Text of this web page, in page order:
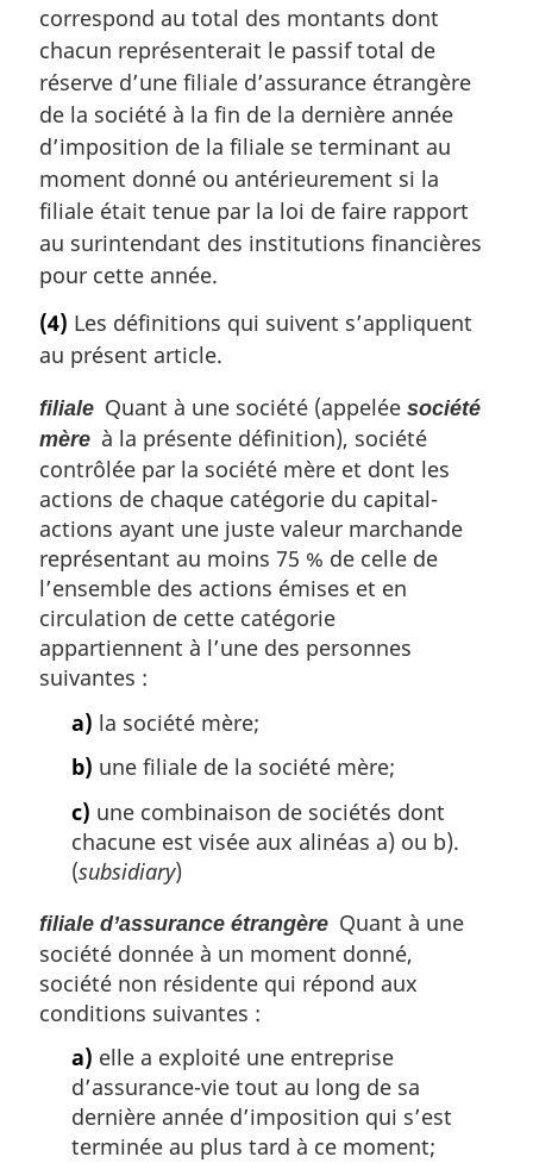
correspond au total des montants dont
chacun représenterait le passif total de
réserve d’une filiale d’assurance étrangère
de la société à la fin de la dernière année
d’imposition de la filiale se terminant au
moment donné ou antérieurement si la
filiale était tenue par la loi de faire rapport
au surintendant des institutions financières
pour cette année.
(4) Les définitions qui suivent s’appliquent
au présent article.
filiale Quant à une société (appelée société
mère à la présente définition), société
contrôlée par la société mère et dont les
actions de chaque catégorie du capital-
actions ayant une juste valeur marchande
représentant au moins 75 % de celle de
l’ensemble des actions émises et en
circulation de cette catégorie
appartiennent à l’une des personnes
suivantes :
a) la société mère;
b) une filiale de la société mère;
c) une combinaison de sociétés dont
chacune est visée aux alinéas a) ou b).
(subsidiary)
filiale d’assurance étrangère Quant à une
société donnée à un moment donné,
société non résidente qui répond aux
conditions suivantes :
a) elle a exploité une entreprise
d’assurance-vie tout au long de sa
dernière année d’imposition qui s’est
terminée au plus tard à ce moment;